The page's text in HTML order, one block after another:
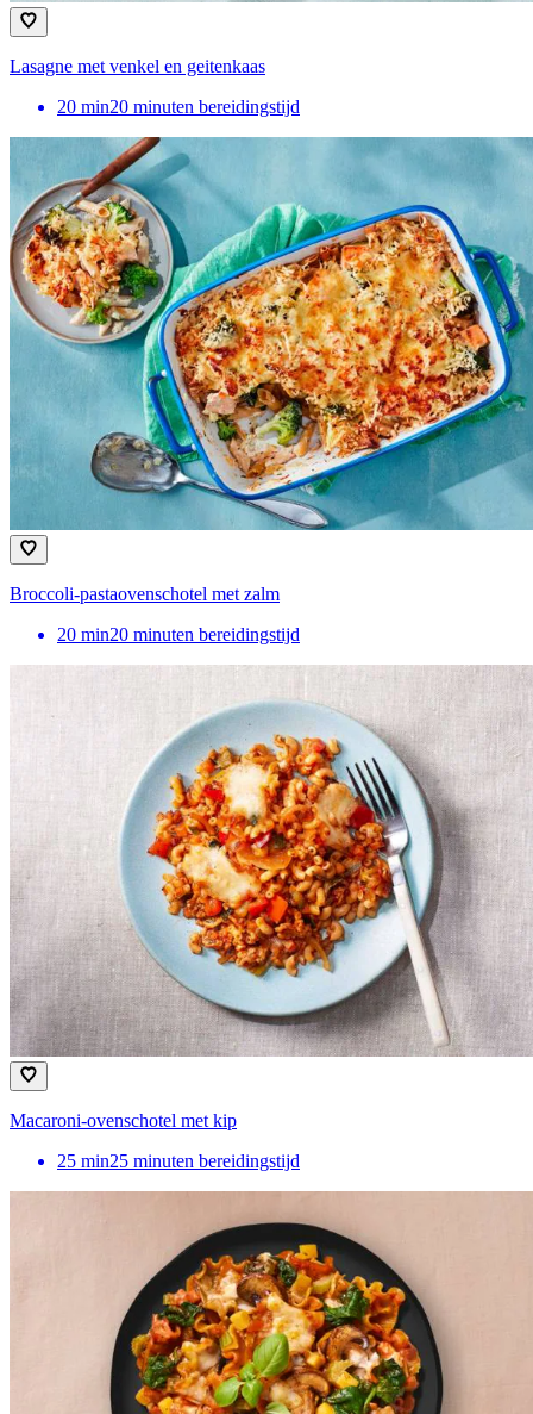
Lasagne met venkel en geitenkaas
20 min20 minuten bereidingstijd
Broccoli-pastaovenschotel met zalm
20 min20 minuten bereidingstijd
Macaroni-ovenschotel met kip
25 min25 minuten bereidingstijd